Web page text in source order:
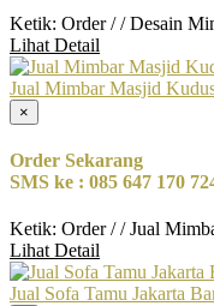
Ketik: Order / / Desain
Lihat Detail
Jual Mimbar Masjid
×
Order Sekarang
SMS ke : 085 647 170
Ketik: Order / / Jual
Lihat Detail
Jual Sofa Tamu Jakarta